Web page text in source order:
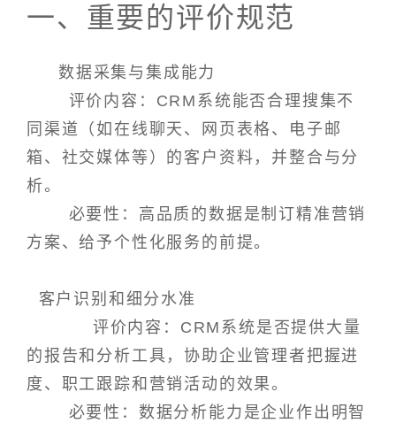
一、重要的评价规范
数据采集与集成能力
评价内容：CRM系统能否合理搜集不
同渠道（如在线聊天、网页表格、电子邮
箱、社交媒体等）的客户资料，并整合与分
析。
必要性：高品质的数据是制订精准营销
方案、给予个性化服务的前提。
客户识别和细分水准
评价内容：CRM系统是否提供大量
的报告和分析工具，协助企业管理者把握进
度、职工跟踪和营销活动的效果。
必要性：数据分析能力是企业作出明智